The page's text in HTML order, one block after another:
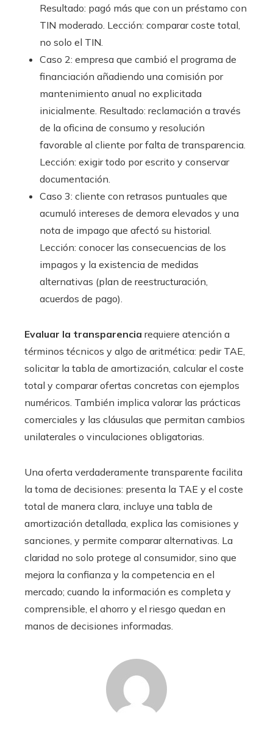
Resultado: pagó más que con un préstamo con
TIN moderado. Lección: comparar coste total,
no solo el TIN.
Caso 2: empresa que cambió el programa de
financiación añadiendo una comisión por
mantenimiento anual no explicitada
inicialmente. Resultado: reclamación a través
de la oficina de consumo y resolución
favorable al cliente por falta de transparencia.
Lección: exigir todo por escrito y conservar
documentación.
Caso 3: cliente con retrasos puntuales que
acumuló intereses de demora elevados y una
nota de impago que afectó su historial.
Lección: conocer las consecuencias de los
impagos y la existencia de medidas
alternativas (plan de reestructuración,
acuerdos de pago).
Evaluar la transparencia requiere atención a
términos técnicos y algo de aritmética: pedir TAE,
solicitar la tabla de amortización, calcular el coste
total y comparar ofertas concretas con ejemplos
numéricos. También implica valorar las prácticas
comerciales y las cláusulas que permitan cambios
unilaterales o vinculaciones obligatorias.
Una oferta verdaderamente transparente facilita
la toma de decisiones: presenta la TAE y el coste
total de manera clara, incluye una tabla de
amortización detallada, explica las comisiones y
sanciones, y permite comparar alternativas. La
claridad no solo protege al consumidor, sino que
mejora la confianza y la competencia en el
mercado; cuando la información es completa y
comprensible, el ahorro y el riesgo quedan en
manos de decisiones informadas.